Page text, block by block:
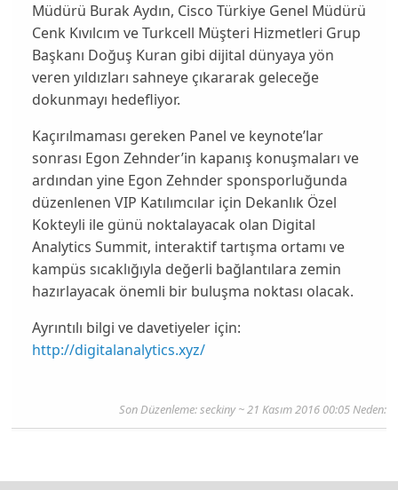
Müdürü Burak Aydın, Cisco Türkiye Genel Müdürü
Cenk Kıvılcım ve Turkcell Müşteri Hizmetleri Grup
Başkanı Doğuş Kuran gibi dijital dünyaya yön
veren yıldızları sahneye çıkararak geleceğe
dokunmayı hedefliyor.
Kaçırılmaması gereken Panel ve keynote’lar
sonrası Egon Zehnder’in kapanış konuşmaları ve
ardından yine Egon Zehnder sponsporluğunda
düzenlenen VIP Katılımcılar için Dekanlık Özel
Kokteyli ile günü noktalayacak olan Digital
Analytics Summit, interaktif tartışma ortamı ve
kampüs sıcaklığıyla değerli bağlantılara zemin
hazırlayacak önemli bir buluşma noktası olacak.
Ayrıntılı bilgi ve davetiyeler için:
http://digitalanalytics.xyz/
Son Düzenleme:seckiny~ 21 Kasım 2016 00:05 Neden: